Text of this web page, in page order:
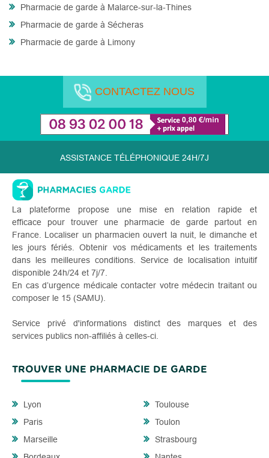
Pharmacie de garde à Malarce-sur-la-Thines
Pharmacie de garde à Sécheras
Pharmacie de garde à Limony
CONTACTEZ NOUS
ASSISTANCE TÉLÉPHONIQUE 24H/7J
La plateforme propose une mise en relation rapide et
efficace pour trouver une pharmacie de garde partout en
France. Localiser un pharmacien ouvert la nuit, le dimanche et
les jours fériés. Obtenir vos médicaments et les traitements
dans les meilleures conditions. Service de localisation intuitif
disponible 24h/24 et 7j/7.
En cas d’urgence médicale contacter votre médecin traitant ou
composer le 15 (SAMU).
Service privé d'informations distinct des marques et des
services publics non-affiliés à celles-ci.
TROUVER UNE PHARMACIE DE GARDE
Lyon
Paris
Marseille
Toulouse
Toulon
Strasbourg